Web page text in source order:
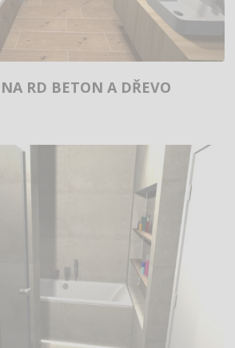
RD BETON A DŘEVO